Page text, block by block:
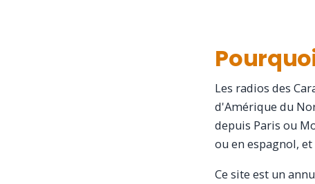
Les radios des
d'Amérique du
depuis Paris ou
ou en espagnol,
Ce site est un